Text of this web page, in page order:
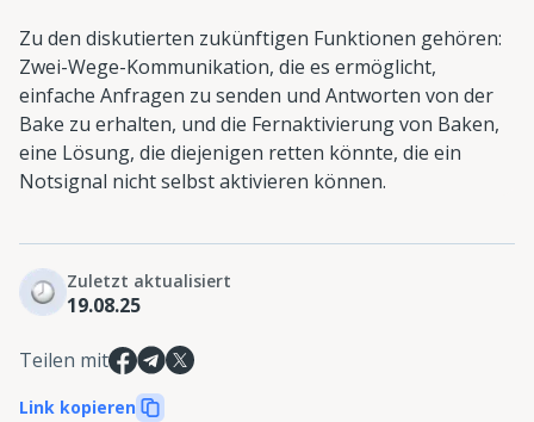
Zu den diskutierten zukünftigen Funktionen gehören:
Zwei-Wege-Kommunikation, die es ermöglicht,
einfache Anfragen zu senden und Antworten von der
Bake zu erhalten, und die Fernaktivierung von Baken,
eine Lösung, die diejenigen retten könnte, die ein
Notsignal nicht selbst aktivieren können.
Zuletzt aktualisiert
19.08.25
Teilen mit
Link kopieren